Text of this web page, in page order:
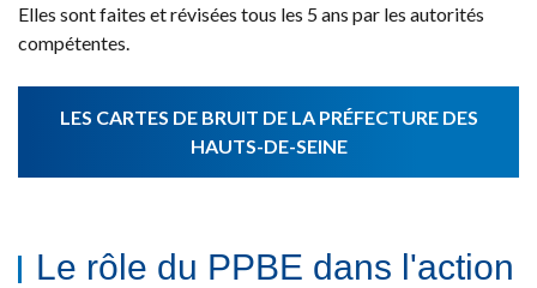
Elles sont faites et révisées tous les 5 ans par les autorités
compétentes.
LES CARTES DE BRUIT DE LA PRÉFECTURE DES
HAUTS-DE-SEINE
Le rôle du PPBE dans l'action